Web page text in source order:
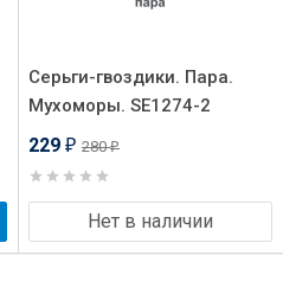
Серьги-гвоздики. Пара.
Мухоморы. SE1274-2
229 ₽ 280₽
Нет в наличии